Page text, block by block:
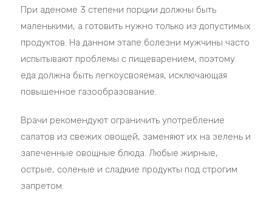
При аденоме 3 степени порции должны быть
маленькими, а готовить нужно только из допустимых
продуктов. На данном этапе болезни мужчины часто
испытывают проблемы с пищеварением, поэтому
еда должна быть легкоусвояемая, исключающая
повышенное газообразование.
Врачи рекомендуют ограничить употребление
салатов из свежих овощей, заменяют их на зелень и
запеченные овощные блюда. Любые жирные,
острые, соленые и сладкие продукты под строгим
запретом.